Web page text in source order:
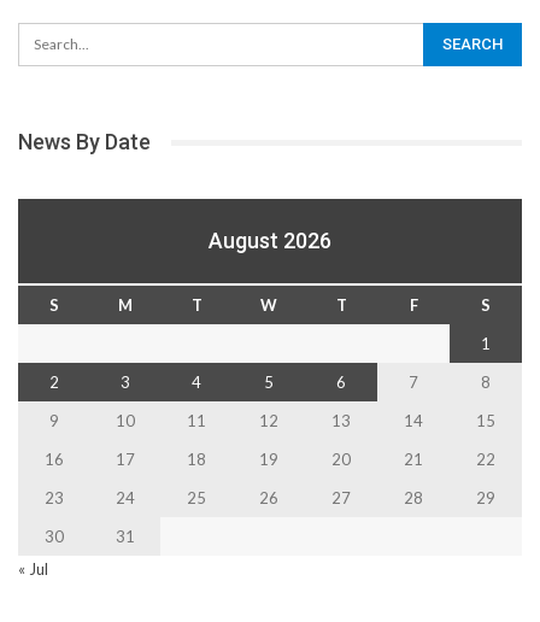
News By Date
August 2026
S M T W T F
S
1
2
3 4 5 6 7
8
9
10 11 12 13 14
15
16
17 18 19 20 21
22
23
24 25 26 27 28
29
30
31
« Jul